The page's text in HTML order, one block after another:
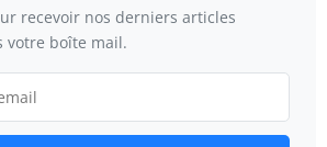
recevoir nos derniers articles
votre boîte mail.